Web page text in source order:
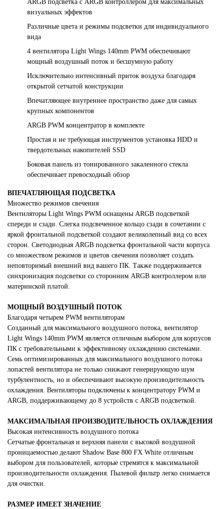
ARGB подсветка с ARGB контроллером для максимальных
визуальных эффектов
Различные цвета и режимы подсветки для индивидуального
вида
4 вентилятора Light Wings 140mm PWM обеспечивают
мощный воздушный поток и бесшумную работу
Исключительно интенсивный приток воздуха благодаря
открытой сетчатой конструкции
Впечатляющее внутреннее пространство даже для самых
крупных компонентов
ARGB PWM концентратор в комплекте
Простая и не требующая инструментов установка HDD и
твердотельных накопителей SSD
Боковая панель из тонированного закаленного стекла
обеспечивает превосходный обзор
ВПЕЧАТЛЯЮЩАЯ ПОДСВЕТКА
Множество режимов свечения
Вентиляторы Light Wings PWM оснащены ARGB подсветкой
спереди и сзади. Слегка подсвеченное кольцо сзади в сочетании с
яркой фронтальной подсветкой создают великолепный вид со всех
сторон. Светодиодная ARGB подсветка фронтальной части корпуса
со множеством режимов и цветов свечения позволяет создать
неповторимый внешний вид вашего ПК. Также поддерживается
синхронизация подсветки со сторонним ARGB контроллером или
материнской платой.
МОЩНЫЙ ВОЗДУШНЫЙ ПОТОК
Благодаря четырем PWM вентиляторам
Созданный для максимального воздушного потока, вентилятор
Light Wings 140mm PWM является отличным выбором для корпусов
ПК с требовательными к эффективному охлаждению системами.
Семь оптимизированных для максимального воздушного потока
лопастей вентилятора не только снижают генерирующую шум
турбулентность, но и обеспечивают высокую производительность
охлаждения. Вентиляторы подключены к концентратору PWM и
ARGB, поддерживающему до 8 устройств с ARGB подсветкой.
МАКСИМАЛЬНАЯ ПРОИЗВОДИТЕЛЬНОСТЬ ОХЛАЖДЕНИЯ
Высокая интенсивность воздушного потока
Сетчатые фронтальная и верхняя панели с высокой воздушной
проницаемостью делают Shadow Base 800 FX White отличным
выбором для пользователей, которые стремятся к максимальной
производительности охлаждения. Пылевой фильтр легко снимается
для очистки.
РАЗМЕР ИМЕЕТ ЗНАЧЕНИЕ